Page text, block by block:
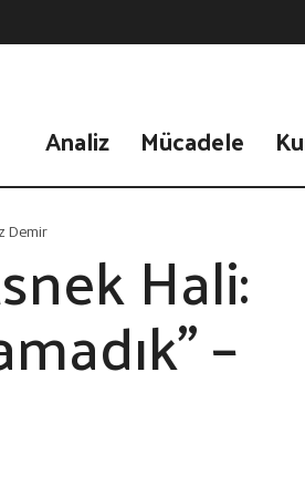
Analiz Mücadele
Demir Hali:
–